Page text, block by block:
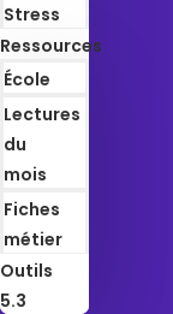
Stress
Ressources
École
Lectures
du
mois
Fiches
métier
Outils
5.3